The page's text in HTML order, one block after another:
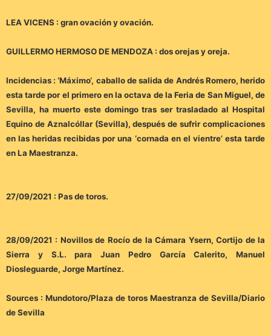
LEA VICENS : gran ovación y ovación.
GUILLERMO HERMOSO DE MENDOZA : dos orejas y oreja.
Incidencias : ‘Máximo‘, caballo de salida de Andrés Romero, herido
esta tarde por el primero en la octava de la Feria de San Miguel, de
Sevilla, ha muerto este domingo tras ser trasladado al Hospital
Equino de Aznalcóllar (Sevilla), después de sufrir complicaciones
en las heridas recibidas por una ‘cornada en el vientre’ esta tarde
en La Maestranza.
27/09/2021 : Pas de toros.
28/09/2021 : Novillos de Rocío de la Cámara Ysern, Cortijo de la
Sierra y S.L. para Juan Pedro García Calerito, Manuel
Diosleguarde, Jorge Martínez.
Sources : Mundotoro/Plaza de toros Maestranza de Sevilla/Diario
de Sevilla